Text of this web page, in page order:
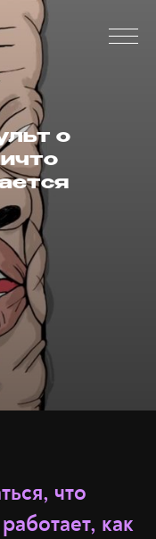
о
что
как